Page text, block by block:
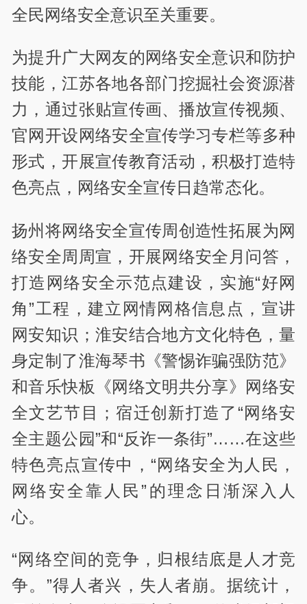
全民网络安全意识至关重要。
为提升广大网友的网络安全意识和防护
技能，江苏各地各部门挖掘社会资源潜
力，通过张贴宣传画、播放宣传视频、
官网开设网络安全宣传学习专栏等多种
形式，开展宣传教育活动，积极打造特
色亮点，网络安全宣传日趋常态化。
扬州将网络安全宣传周创造性拓展为网
络安全周周宣，开展网络安全月问答，
打造网络安全示范点建设，实施“好网
角”工程，建立网情网格信息点，宣讲
网安知识；淮安结合地方文化特色，量
身定制了淮海琴书《警惕诈骗强防范》
和音乐快板《网络文明共分享》网络安
全文艺节目；宿迁创新打造了“网络安
全主题公园”和“反诈一条街”……在这些
特色亮点宣传中，“网络安全为人民，
网络安全靠人民”的理念日渐深入人
心。
“网络空间的竞争，归根结底是人才竞
争。”得人者兴，失人者崩。据统计，